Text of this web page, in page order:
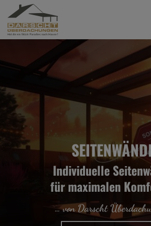
Individuelle
für maximalen
… von Darscht